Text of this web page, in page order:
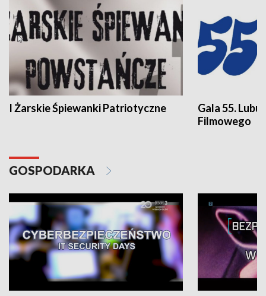
I Żarskie Śpiewanki Patriotyczne
Gala 55.
Filmowego
GOSPODARKA